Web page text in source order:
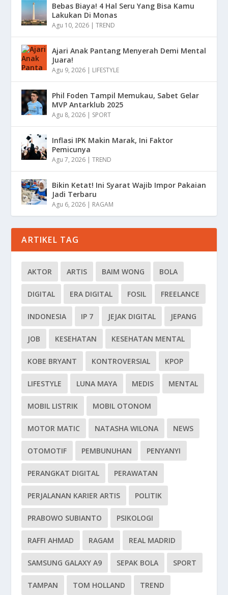
Bebas Biaya! 4 Hal Seru Yang Bisa Kamu
Lakukan Di Monas
Agu 10, 2026 |TREND
Ajari Anak Pantang Menyerah Demi Mental
Juara!
Agu 9, 2026 | LIFESTYLE
Phil Foden Tampil Memukau, Sabet Gelar
MVP Antarklub 2025
Agu 8, 2026 | SPORT
Inflasi IPK Makin Marak, Ini Faktor
Pemicunya
Agu 7, 2026 |TREND
Bikin Ketat! Ini Syarat Wajib Impor Pakaian
Jadi Terbaru
Agu 6, 2026 | RAGAM
ARTIKEL TAG
AKTOR ARTIS BAIM WONG BOLA
DIGITAL ERA DIGITAL FOSIL FREELANCE
INDONESIA IP 7 JEJAK DIGITAL JEPANG
JOB KESEHATAN KESEHATAN MENTAL
KOBE BRYANT KONTROVERSIAL KPOP
LIFESTYLE LUNA MAYA MEDIS MENTAL
MOBIL LISTRIK MOBIL OTONOM
MOTOR MATIC NATASHA WILONA NEWS
OTOMOTIF PEMBUNUHAN PENYANYI
PERANGKAT DIGITAL PERAWATAN
PERJALANAN KARIER ARTIS POLITIK
PRABOWO SUBIANTO PSIKOLOGI
RAFFI AHMAD RAGAM REAL MADRID
SAMSUNG GALAXY A9 SEPAK BOLA SPORT
TAMPAN TOM HOLLAND TREND